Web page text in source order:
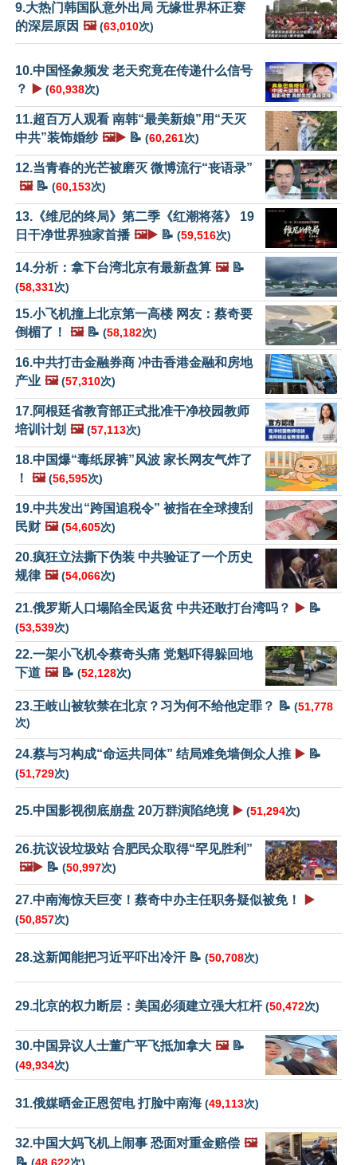
9.大热门韩国队意外出局 无缘世界杯正赛
的深层原因 🖼️ (63,010次)
10.中国怪象频发 老天究竟在传递什么信号
？
▶️ (60,938次)
11.超百万人观看 南韩“最美新娘”用“天灭
中共”装饰婚纱 🖼️▶️ 📝 (60,261次)
12.当青春的光芒被磨灭 微博流行“丧语录”
🖼️📝 (60,153次)
13.《维尼的终局》第二季《红潮将落》 19
日干净世界独家首播 🖼️▶️ 📝 (59,516次)
14.分析：拿下台湾北京有最新盘算 🖼️📝
(58,331次)
15.小飞机撞上北京第一高楼 网友：蔡奇要
倒楣了！
🖼️📝 (58,182次)
16.中共打击金融券商 冲击香港金融和房地
产业 🖼️ (57,310次)
17.阿根廷省教育部正式批准干净校园教师
培训计划 🖼️ (57,113次)
18.中国爆“毒纸尿裤”风波 家长网友气炸了
！
🖼️ (56,595次)
19.中共发出“跨国追税令” 被指在全球搜刮
民财 🖼️ (54,605次)
20.疯狂立法撕下伪装 中共验证了一个历史
规律 🖼️ (54,066次)
21.俄罗斯人口塌陷全民返贫 中共还敢打台湾吗？ ▶️ 📝
(53,539次)
22.一架小飞机令蔡奇头痛 党魁吓得躲回地
下道 🖼️📝 (52,128次)
23.王岐山被软禁在北京？习为何不给他定罪？ 📝 (51,778
次)
24.蔡与习构成“命运共同体” 结局难免墙倒众人推 ▶️ 📝
(51,729次)
25.中国影视彻底崩盘 20万群演陷绝境 ▶️ (51,294次)
26.抗议设垃圾站 合肥民众取得“罕见胜利”
🖼️▶️ 📝 (50,997次)
27.中南海惊天巨变！蔡奇中办主任职务疑似被免！ ▶️
(50,857次)
28.这新闻能把习近平吓出冷汗 📝 (50,708次)
29.北京的权力断层：美国必须建立强大杠杆(50,472次)
30.中国异议人士董广平飞抵加拿大 🖼️📝
(49,934次)
31.俄媒晒金正恩贺电 打脸中南海 (49,113次)
32.中国大妈飞机上闹事 恐面对重金赔偿 🖼️
📝